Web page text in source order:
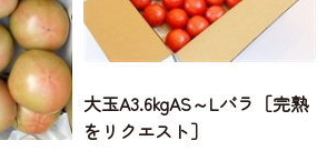
大玉A3.6kgAS～Lバラ［完熟
をリクエスト］